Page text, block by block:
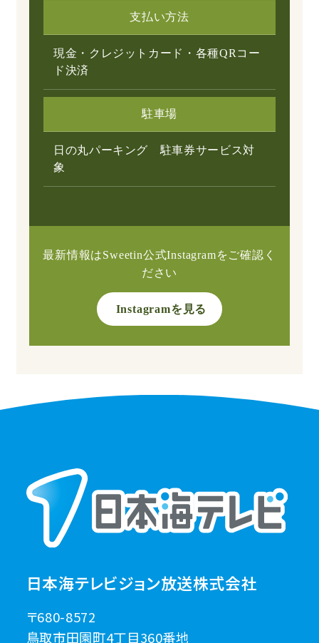
支払い方法
現金・クレジットカード・各種QRコー
ド決済
駐車場
日の丸パーキング 駐車券サービス対
象
最新情報はSweetin公式Instagramをご確認く
ださい
Instagramを見る
日本海テレビジョン放送株式会社
〒680-8572
鳥取市田園町4丁目360番地